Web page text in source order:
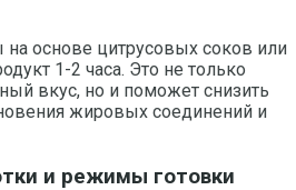
основе цитрусовых соков или
1-2 часа. Это не только
вкус, но и поможет снизить
жировых соединений и
и режимы готовки